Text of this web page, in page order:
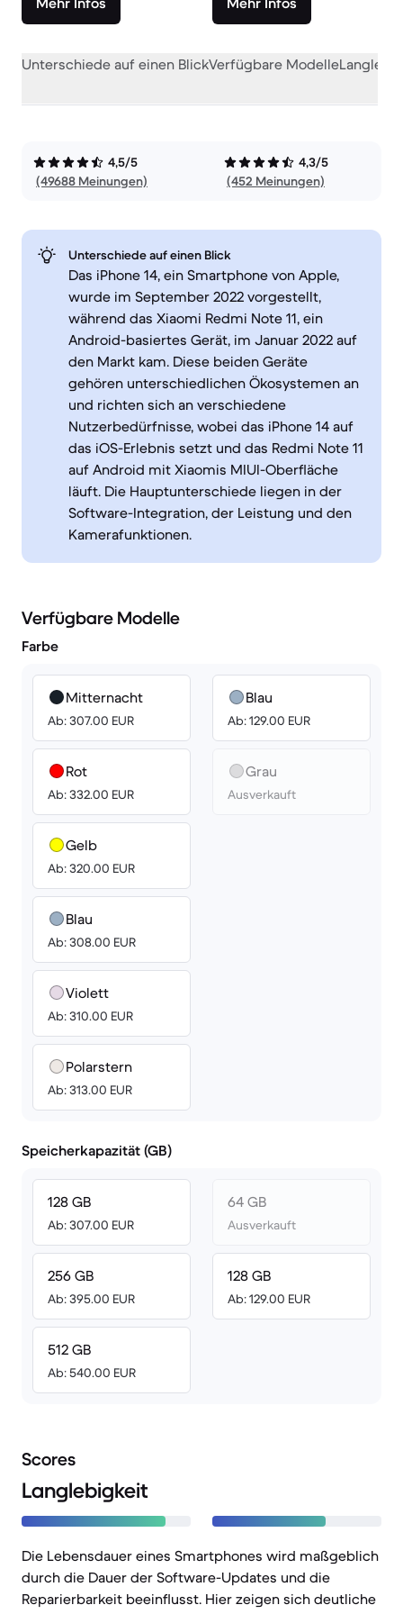
Unterschiede auf einen BlickVerfügbare Modelle
4,5/5
(49688 Meinungen)
4,3/5
(452 Meinungen)
Unterschiede auf einen Blick
Das iPhone 14, ein Smartphone von Apple,
wurde im September 2022 vorgestellt,
während das Xiaomi Redmi Note 11, ein
Android-basiertes Gerät, im Januar 2022 auf
den Markt kam. Diese beiden Geräte
gehören unterschiedlichen Ökosystemen an
und richten sich an verschiedene
Nutzerbedürfnisse, wobei das iPhone 14 auf
das iOS-Erlebnis setzt und das Redmi Note 11
auf Android mit Xiaomis MIUI-Oberfläche
läuft. Die Hauptunterschiede liegen in der
Software-Integration, der Leistung und den
Kamerafunktionen.
Verfügbare Modelle
Farbe
Mitternacht
Ab: 307.00 EUR
Rot
Ab: 332.00 EUR
Gelb
Ab: 320.00 EUR
Blau
Ab: 308.00 EUR
Violett
Ab: 310.00 EUR
Polarstern
Ab: 313.00 EUR
Blau
Ab: 129.00 EUR
Grau
Ausverkauft
Speicherkapazität (GB)
128 GB
Ab: 307.00 EUR
256 GB
Ab: 395.00 EUR
512 GB
Ab: 540.00 EUR
64 GB
Ausverkauft
128 GB
Ab: 129.00 EUR
Scores
Langlebigkeit
Die Lebensdauer eines Smartphones wird maßgeblich
durch die Dauer der Software-Updates und die
Reparierbarkeit beeinflusst. Hier zeigen sich deutliche